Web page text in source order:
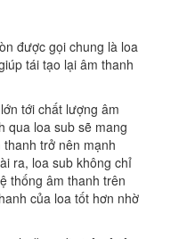
được gọi chung là loa
tái tạo lại âm thanh
tới chất lượng âm
qua loa sub sẽ mang
trở nên mạnh
ra, loa sub không chỉ
thống âm thanh trên
của loa tốt hơn nhờ